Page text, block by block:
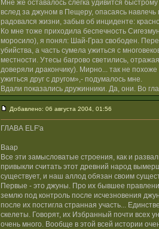
Мне же оставалось слегка удивится
вслед за джуном в Пещеру, опасаясь
радовался жизни, забыв об инциденте:
Ко мне тоже приходила беспечность
моросило), я понял: Шай-Граз свободен.
убийства, а часть сумела ужиться с
местности. Утесы багрово светились,
доверяли дракончику). Мирно... так не
ужиться друг с другом»,- подумалось мне.
Вдали показались дружинники. Да, они. Во
Добавлено: 06 августа 2004, 01:56
ГЛАВА ELF'а
Ваар
Все эти замысловатые строения, как и
привыкли считать этот древний народ
существует, и наш аллод обязан своим
Первые - это джуны. Про их бывшее
землю под контроль после исчезновения
после их постигла странная участь...
скелеты. Говорят, их Избранный почти всех
очень много. Вообще в этой всей истории